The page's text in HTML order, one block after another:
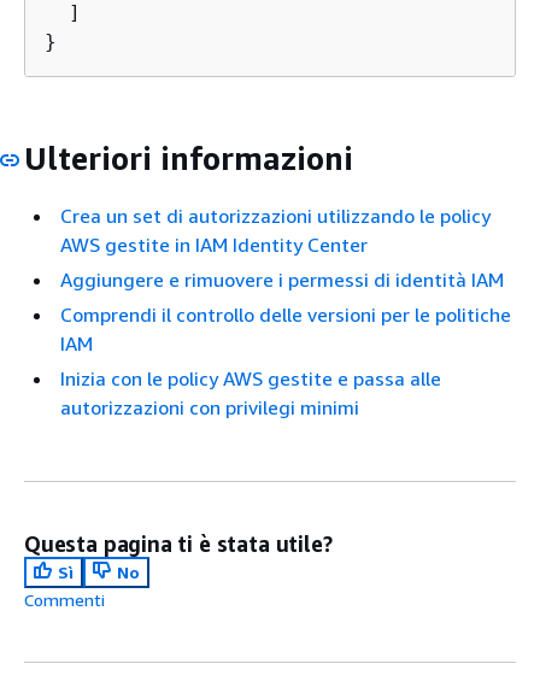
  ]
}
Ulteriori informazioni
Crea un set di autorizzazioni utilizzando le policy
AWS gestite in IAM Identity Center
Aggiungere e rimuovere i permessi di identità IAM
Comprendi il controllo delle versioni per le politiche
IAM
Inizia con le policy AWS gestite e passa alle
autorizzazioni con privilegi minimi
Questa pagina ti è stata utile?
Sì
No
Commenti